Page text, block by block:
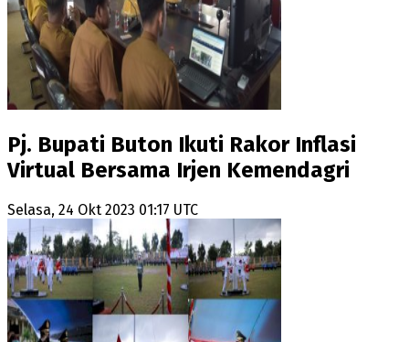
Pj. Bupati Buton Ikuti Rakor Inflasi
Virtual Bersama Irjen Kemendagri
Selasa, 24 Okt 2023 01:17 UTC